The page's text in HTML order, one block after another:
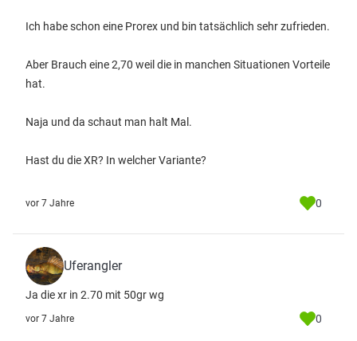
Ich habe schon eine Prorex und bin tatsächlich sehr zufrieden.
Aber Brauch eine 2,70 weil die in manchen Situationen Vorteile
hat.
Naja und da schaut man halt Mal.
Hast du die XR? In welcher Variante?
vor 7 Jahre 0
Uferangler
Ja die xr in 2.70 mit 50gr wg
vor 7 Jahre 0